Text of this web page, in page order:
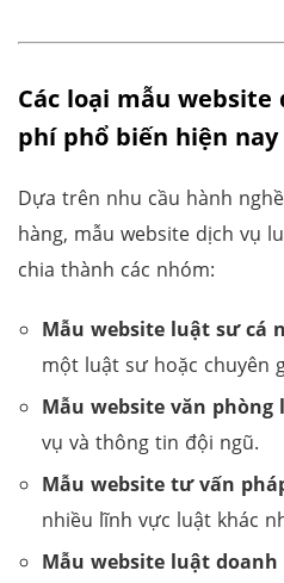
Các loại mẫu
phí phổ biến hiện nay
Dựa trên nhu cầu hành
hàng, mẫu website dịch vụ
chia thành các nhóm:
Mẫu website luật sư cá
một luật sư hoặc chuyên
Mẫu website văn phòng
vụ và thông tin đội ngũ.
Mẫu website tư vấn
nhiều lĩnh vực luật khác
Mẫu website luật doanh